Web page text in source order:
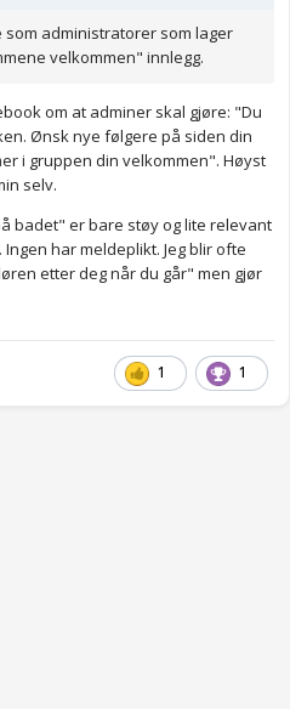
administratorer som lager
velkommen" innlegg.
om at adminer skal gjøre: "Du
Ønsk nye følgere på siden din
i gruppen din velkommen". Høyst
selv.
badet" er bare støy og lite relevant
har meldeplikt. Jeg blir ofte
etter deg når du går" men gjør
1 1